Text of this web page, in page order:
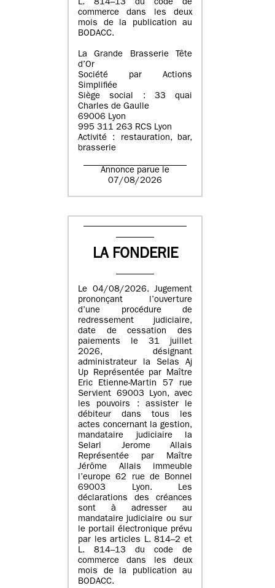
L. 814–13 du code de
commerce dans les deux
mois de la publication au
BODACC.
La Grande Brasserie Tête
d’Or
Société par Actions
Simplifiée
Siège social : 33 quai
Charles de Gaulle
69006 Lyon
995 311 263 RCS Lyon
Activité : restauration, bar,
brasserie
Annonce parue le
07/08/2026
LA FONDERIE
Le 04/08/2026. Jugement
prononçant l’ouverture
d’une procédure de
redressement judiciaire,
date de cessation des
paiements le 31 juillet
2026, désignant
administrateur la Selas Aj
Up Représentée par Maître
Eric Etienne-Martin 57 rue
Servient 69003 Lyon, avec
les pouvoirs : assister le
débiteur dans tous les
actes concernant la gestion,
mandataire judiciaire la
Selarl Jerome Allais
Représentée par Maître
Jérôme Allais immeuble
l’europe 62 rue de Bonnel
69003 Lyon. Les
déclarations des créances
sont à adresser au
mandataire judiciaire ou sur
le portail électronique prévu
par les articles L. 814–2 et
L. 814–13 du code de
commerce dans les deux
mois de la publication au
BODACC.